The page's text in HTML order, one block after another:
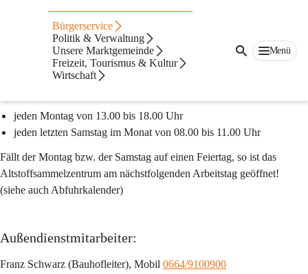
Bürgerservice
Politik & Verwaltung
Unsere Marktgemeinde
Freizeit, Tourismus & Kultur
Wirtschaft
Menü
Altstoffsammelzentru
m und Bauhof
ASZ und Bauhof Ilz
jeden Montag von 13.00 bis 18.00 Uhr
jeden letzten Samstag im Monat von 08.00 bis 11.00 Uhr
Fällt der Montag bzw. der Samstag auf einen Feiertag, so ist das
Altstoffsammelzentrum am nächstfolgenden Arbeitstag geöffnet!
(siehe auch Abfuhrkalender)
Außendienstmitarbeiter:
Franz Schwarz (Bauhofleiter), Mobil 0664/9100900